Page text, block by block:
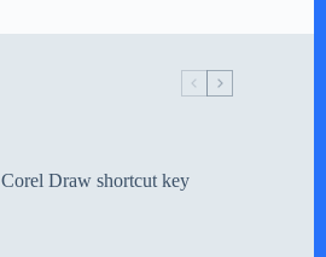
Corel Draw shortcut key